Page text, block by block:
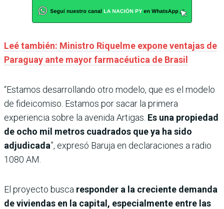
Leé también: Ministro Riquelme expone ventajas de
Paraguay ante mayor farmacéutica de Brasil
“Estamos desarrollando otro modelo, que es el modelo
de fideicomiso. Estamos por sacar la primera
experiencia sobre la avenida Artigas. Es una propiedad
de ocho mil metros cuadrados que ya ha sido
adjudicada”, expresó Baruja en declaraciones a radio
1080 AM.
El proyecto busca responder a la creciente demanda
de viviendas en la capital, especialmente entre las